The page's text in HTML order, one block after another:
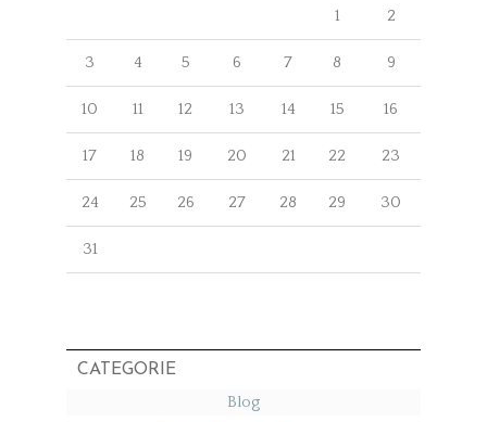
1 2
3 4 5 6 7 8 9
10 11 12 13 14 15 16
17 18 19 20 21 22 23
24 25 26 27 28 29 30
31
CATEGORIE
Blog